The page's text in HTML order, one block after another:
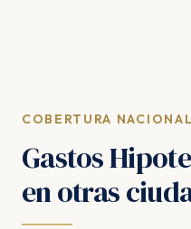
COBERTURA NACIONAL
Gastos
en otras